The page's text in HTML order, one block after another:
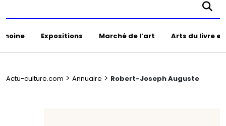
Expositions Marché de l’art Arts du livre
Actu-culture.com > Annuaire > Robert-Joseph Auguste